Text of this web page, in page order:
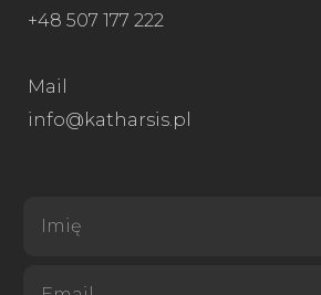
+48 507 177 222
Mail
info@katharsis.pl